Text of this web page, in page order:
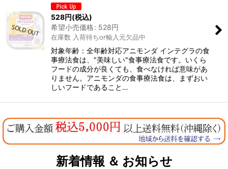
528円(税込)
希望小売価格: 528円
在庫数 入荷待ちor輸入元欠品中
対象年齢：全年齢対応アニモンダ インテグラの食
事療法食は、"美味しい"食事療法食です。いくら
フードの成分が良くても、食べなければ意味があ
りません。アニモンダの食事療法食は、まずおい
しいフードであること…
新着情報 ＆ お知らせ